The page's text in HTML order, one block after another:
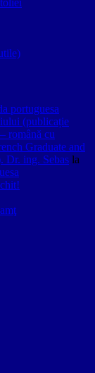
portuguesa
(publicație
română cu
Graduate and
Dr. ing. Sebas la